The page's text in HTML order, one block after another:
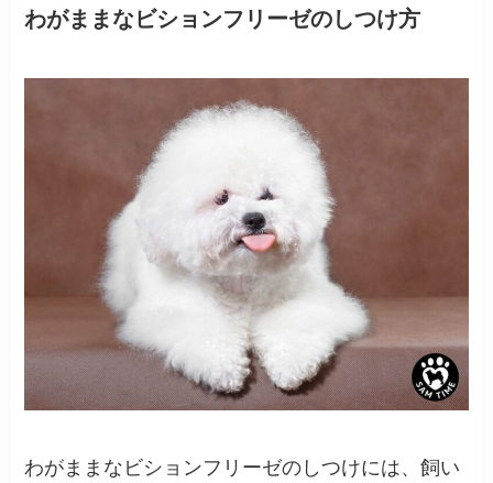
わがままなビションフリーゼのしつけ方
わがままなビションフリーゼのしつけには、飼い